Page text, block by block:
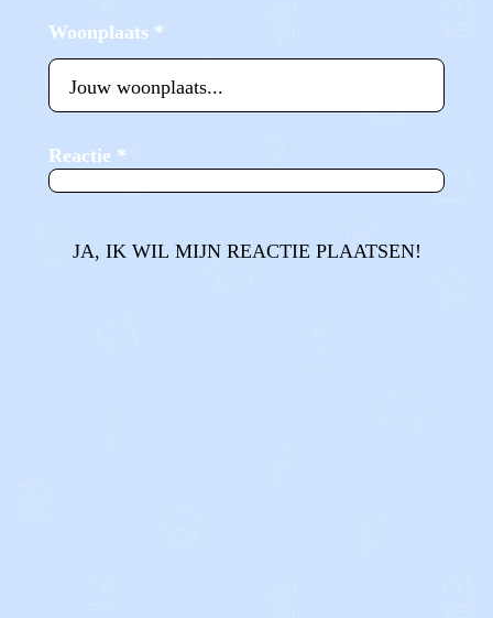
Woonplaats *
Reactie *
JA, IK WIL MIJN REACTIE PLAATSEN!